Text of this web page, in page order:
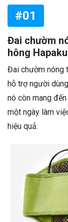
#01
Đai chườm
hông Hapaku
Đai chườm nóng
hỗ trợ người
nó còn mang
một ngày làm
hiệu quả.